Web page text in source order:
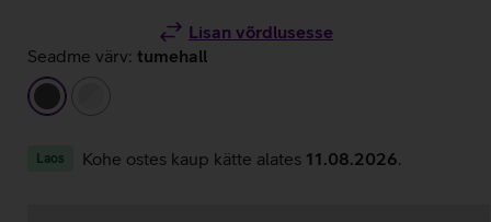
Lisan võrdlusesse
Seadme värv: tumehall
tumehall
Laos Kohe ostes kaup kätte alates 11.08.2026